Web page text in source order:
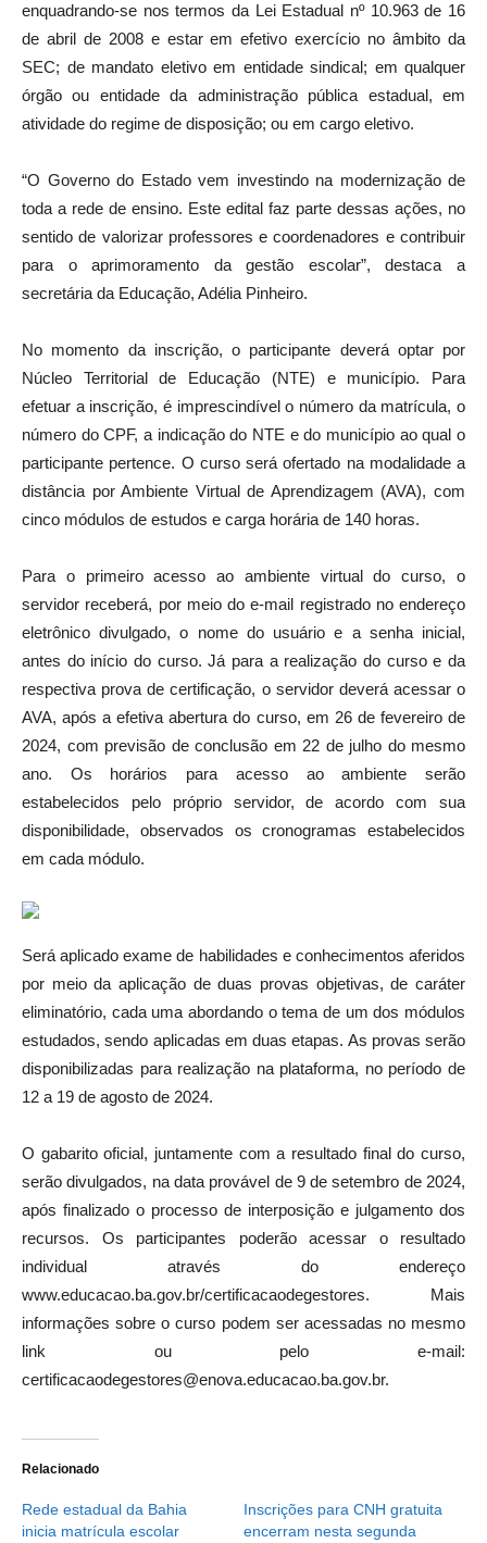
enquadrando-se nos termos da Lei Estadual nº 10.963 de 16
de abril de 2008 e estar em efetivo exercício no âmbito da
SEC; de mandato eletivo em entidade sindical; em qualquer
órgão ou entidade da administração pública estadual, em
atividade do regime de disposição; ou em cargo eletivo.
“O Governo do Estado vem investindo na modernização de
toda a rede de ensino. Este edital faz parte dessas ações, no
sentido de valorizar professores e coordenadores e contribuir
para o aprimoramento da gestão escolar”, destaca a
secretária da Educação, Adélia Pinheiro.
No momento da inscrição, o participante deverá optar por
Núcleo Territorial de Educação (NTE) e município. Para
efetuar a inscrição, é imprescindível o número da matrícula, o
número do CPF, a indicação do NTE e do município ao qual o
participante pertence. O curso será ofertado na modalidade a
distância por Ambiente Virtual de Aprendizagem (AVA), com
cinco módulos de estudos e carga horária de 140 horas.
Para o primeiro acesso ao ambiente virtual do curso, o
servidor receberá, por meio do e-mail registrado no endereço
eletrônico divulgado, o nome do usuário e a senha inicial,
antes do início do curso. Já para a realização do curso e da
respectiva prova de certificação, o servidor deverá acessar o
AVA, após a efetiva abertura do curso, em 26 de fevereiro de
2024, com previsão de conclusão em 22 de julho do mesmo
ano. Os horários para acesso ao ambiente serão
estabelecidos pelo próprio servidor, de acordo com sua
disponibilidade, observados os cronogramas estabelecidos
em cada módulo.
Será aplicado exame de habilidades e conhecimentos aferidos
por meio da aplicação de duas provas objetivas, de caráter
eliminatório, cada uma abordando o tema de um dos módulos
estudados, sendo aplicadas em duas etapas. As provas serão
disponibilizadas para realização na plataforma, no período de
12 a 19 de agosto de 2024.
O gabarito oficial, juntamente com a resultado final do curso,
serão divulgados, na data provável de 9 de setembro de 2024,
após finalizado o processo de interposição e julgamento dos
recursos. Os participantes poderão acessar o resultado
individual através do endereço
www.educacao.ba.gov.br/certificacaodegestores. Mais
informações sobre o curso podem ser acessadas no mesmo
link ou pelo e-mail:
certificacaodegestores@enova.educacao.ba.gov.br.
Relacionado
Rede estadual da Bahia
inicia matrícula escolar
Inscrições para CNH gratuita
encerram nesta segunda